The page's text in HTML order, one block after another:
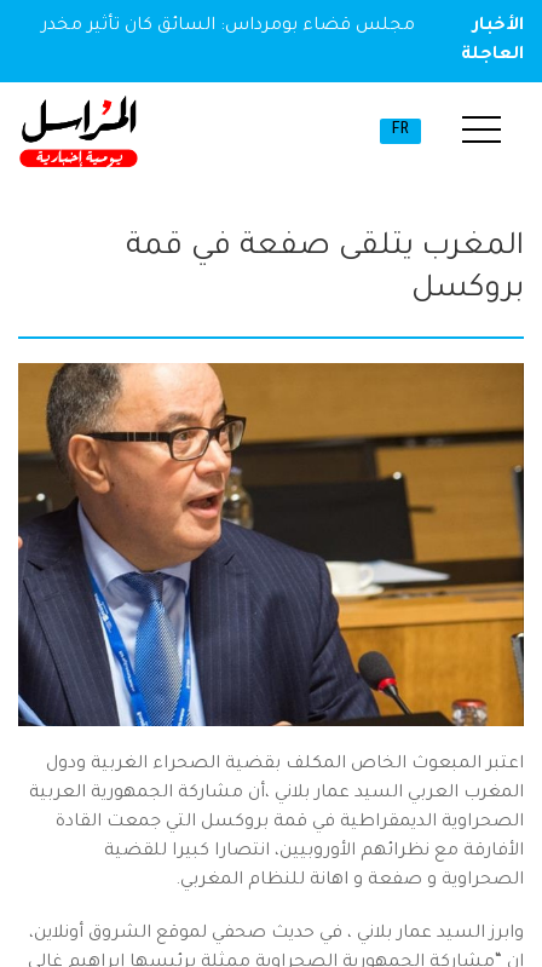
الأخبار
العاجلة
كان تأثير مخدر
البنوك تشرع في تقديم منحة السفر، بعد
FR
المغرب يتلقى صفعة في قمة
بروكسل
اعتبر المبعوث الخاص المكلف بقضية الصحراء الغربية ودول
المغرب العربي السيد عمار بلاني ،أن مشاركة الجمهورية العربية
الصحراوية الديمقراطية في قمة بروكسل التي جمعت القادة
الأفارقة مع نظرائهم الأوروبيين، انتصارا كبيرا للقضية
الصحراوية و صفعة و اهانة للنظام المغربي.
وابرز السيد عمار بلاني ، في حديث صحفي لموقع الشروق أونلاين،